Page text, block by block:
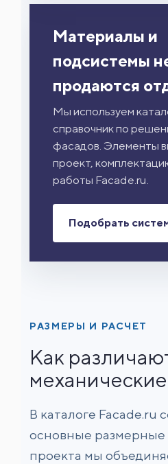
Материалы и
подсистемы
продаются
Мы используем
справочник по
фасадов. Элементы
проект,
работы Facade.ru.
Подобрать
РАЗМЕРЫ И РАСЧЕТ
Как
В каталоге Facade.ru
основные размерные
проекта мы